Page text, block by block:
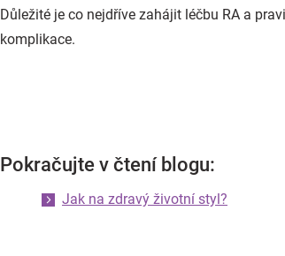
Důležité je co nejdříve zahájit léčbu RA a
komplikace.
Pokračujte v čtení blogu:
Jak na zdravý životní styl?